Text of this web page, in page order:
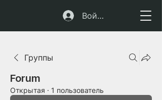
Войти
Группы
Forum
Открытая · 1 пользователь